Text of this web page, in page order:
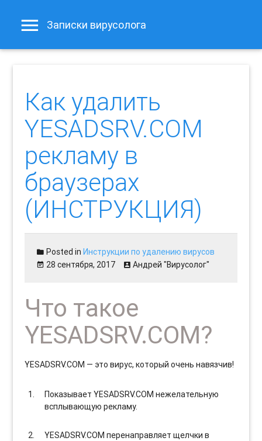
Записки вирусолога
Как удалить
YESADSRV.COM
рекламу в
браузерах
(ИНСТРУКЦИЯ)
Posted inИнструкции по удалению вирусов
28 сентября, 2017
Андрей "Вирусолог"
Что такое
YESADSRV.COM?
YESADSRV.COM — это вирус, который очень навязчив!
Показывает YESADSRV.COM нежелательную
всплывающую рекламу.
YESADSRV.COM перенаправляет щелчки в